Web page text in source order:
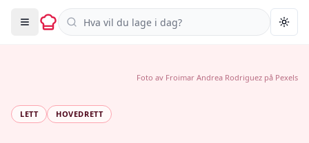
Søk i oppskrifter
LETT HOVEDRETT
Foto av Froimar Andrea Rodriguez på Pexels